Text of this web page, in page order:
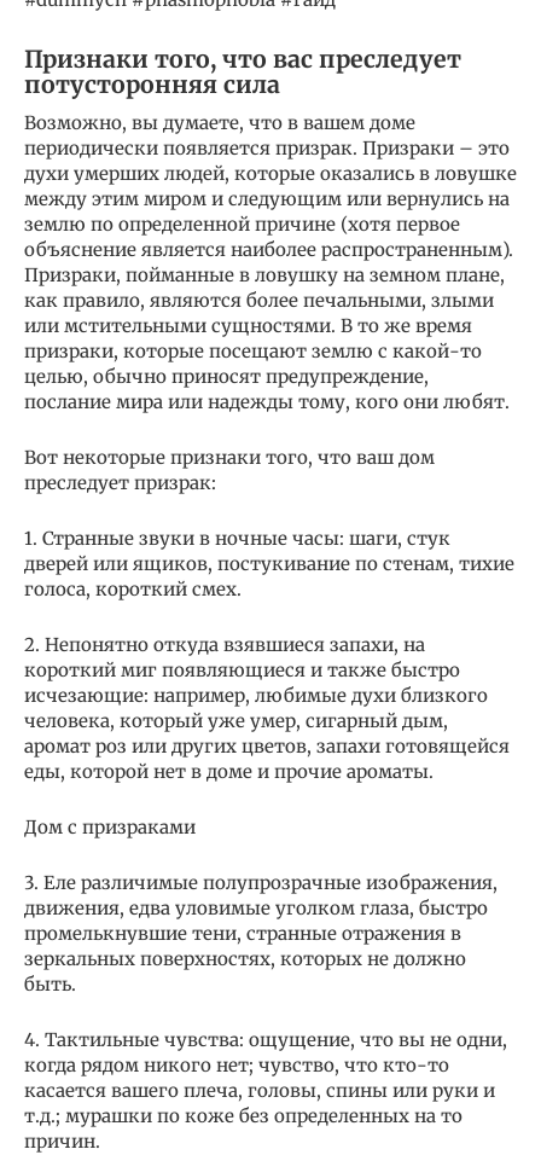
Признаки того, что вас преследует
потусторонняя сила
Возможно, вы думаете, что в вашем доме
периодически появляется призрак. Призраки – это
духи умерших людей, которые оказались в ловушке
между этим миром и следующим или вернулись на
землю по определенной причине (хотя первое
объяснение является наиболее распространенным).
Призраки, пойманные в ловушку на земном плане,
как правило, являются более печальными, злыми
или мстительными сущностями. В то же время
призраки, которые посещают землю с какой-то
целью, обычно приносят предупреждение,
послание мира или надежды тому, кого они любят.
Вот некоторые признаки того, что ваш дом
преследует призрак:
1. Странные звуки в ночные часы: шаги, стук
дверей или ящиков, постукивание по стенам, тихие
голоса, короткий смех.
2. Непонятно откуда взявшиеся запахи, на
короткий миг появляющиеся и также быстро
исчезающие: например, любимые духи близкого
человека, который уже умер, сигарный дым,
аромат роз или других цветов, запахи готовящейся
еды, которой нет в доме и прочие ароматы.
Дом с призраками
3. Еле различимые полупрозрачные изображения,
движения, едва уловимые уголком глаза, быстро
промелькнувшие тени, странные отражения в
зеркальных поверхностях, которых не должно
быть.
4. Тактильные чувства: ощущение, что вы не одни,
когда рядом никого нет; чувство, что кто-то
касается вашего плеча, головы, спины или руки и
т.д.; мурашки по коже без определенных на то
причин.